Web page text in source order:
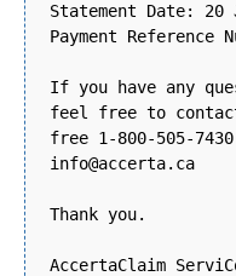
Statement Date: 20
Payment Reference
If you have any
feel free to
free 1-800-505-
info@accerta.ca
Thank you.
AccertaClaim